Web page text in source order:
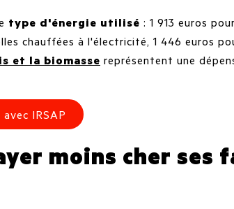
type d'énergie utilisé : 1 913 euros
chauffées à l'électricité, 1 446 euros
et la biomasse représentent une
IRSAP
moins cher ses